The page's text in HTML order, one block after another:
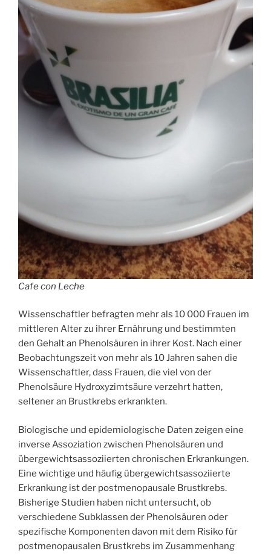
Cafe con Leche
Wissenschaftler befragten mehr als 10 000 Frauen im
mittleren Alter zu ihrer Ernährung und bestimmten
den Gehalt an Phenolsäuren in ihrer Kost. Nach einer
Beobachtungszeit von mehr als 10 Jahren sahen die
Wissenschaftler, dass Frauen, die viel von der
Phenolsäure Hydroxyzimtsäure verzehrt hatten,
seltener an Brustkrebs erkrankten.
Biologische und epidemiologische Daten zeigen eine
inverse Assoziation zwischen Phenolsäuren und
übergewichtsassoziierten chronischen Erkrankungen.
Eine wichtige und häufig übergewichtsassoziierte
Erkrankung ist der postmenopausale Brustkrebs.
Bisherige Studien haben nicht untersucht, ob
verschiedene Subklassen der Phenolsäuren oder
spezifische Komponenten davon mit dem Risiko für
postmenopausalen Brustkrebs im Zusammenhang